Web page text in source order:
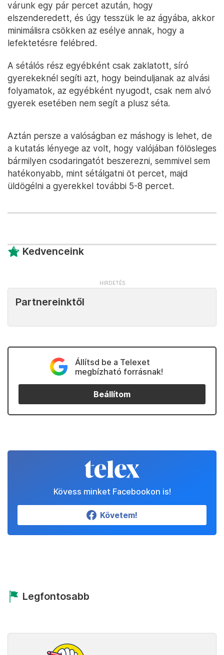
várunk egy pár percet azután, hogy
elszenderedett, és úgy tesszük le az ágyába, akkor
minimálisra csökken az esélye annak, hogy a
lefektetésre felébred.
A sétálós rész egyébként csak zaklatott, síró
gyerekeknél segíti azt, hogy beinduljanak az alvási
folyamatok, az egyébként nyugodt, csak nem alvó
gyerek esetében nem segít a plusz séta.
Aztán persze a valóságban ez máshogy is lehet, de
a kutatás lényege az volt, hogy valójában fölösleges
bármilyen csodaringatót beszerezni, semmivel sem
hatékonyabb, mint sétálgatni öt percet, majd
üldögélni a gyerekkel további 5-8 percet.
Kedvenceink
Partnereinktől
Állítsd be a Telexet
megbízható forrásnak!
Beállítom
Kövess minket Facebookon is!
Követem!
Legfontosabb